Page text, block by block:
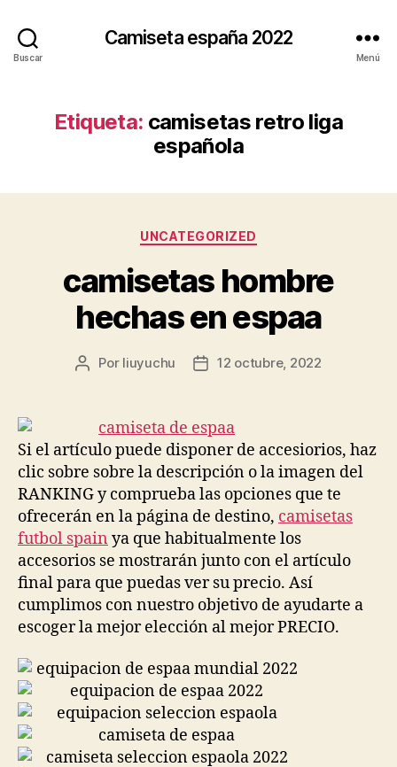
Buscar
Camiseta españa 2022
Menú
Etiqueta: camisetas retro liga
española
Categorías
UNCATEGORIZED
camisetas hombre
hechas en espaa
Autor
entrada
Por liuyuchu
Fecha
entrada
12 octubre, 2022
Si el artículo puede disponer de accesiorios, haz
clic sobre sobre la descripción o la imagen del
RANKING y comprueba las opciones que te
ofrecerán en la página de destino, camisetas
futbol spain ya que habitualmente los
accesorios se mostrarán junto con el artículo
final para que puedas ver su precio. Así
cumplimos con nuestro objetivo de ayudarte a
escoger la mejor elección al mejor PRECIO.